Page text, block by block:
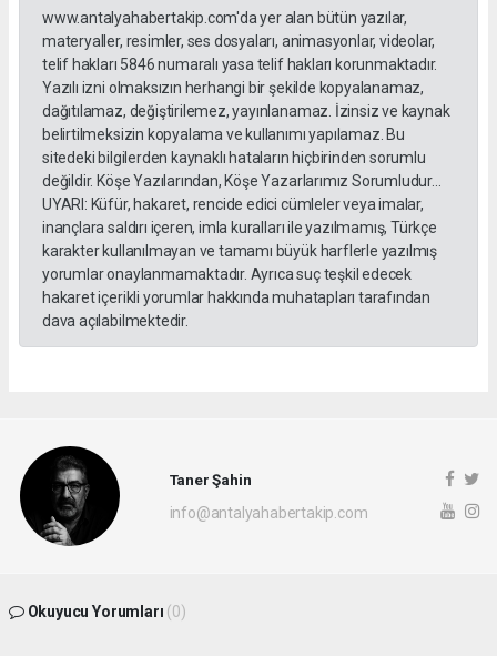
www.antalyahabertakip.com'da yer alan bütün yazılar,
materyaller, resimler, ses dosyaları, animasyonlar, videolar,
telif hakları 5846 numaralı yasa telif hakları korunmaktadır.
Yazılı izni olmaksızın herhangi bir şekilde kopyalanamaz,
dağıtılamaz, değiştirilemez, yayınlanamaz. İzinsiz ve kaynak
belirtilmeksizin kopyalama ve kullanımı yapılamaz. Bu
sitedeki bilgilerden kaynaklı hataların hiçbirinden sorumlu
değildir. Köşe Yazılarından, Köşe Yazarlarımız Sorumludur...
UYARI: Küfür, hakaret, rencide edici cümleler veya imalar,
inançlara saldırı içeren, imla kuralları ile yazılmamış, Türkçe
karakter kullanılmayan ve tamamı büyük harflerle yazılmış
yorumlar onaylanmamaktadır. Ayrıca suç teşkil edecek
hakaret içerikli yorumlar hakkında muhatapları tarafından
dava açılabilmektedir.
Taner Şahin
info@antalyahabertakip.com
Okuyucu Yorumları (0)